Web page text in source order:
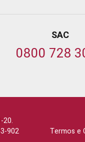
SAC
0800 728
20.
902 Termos e